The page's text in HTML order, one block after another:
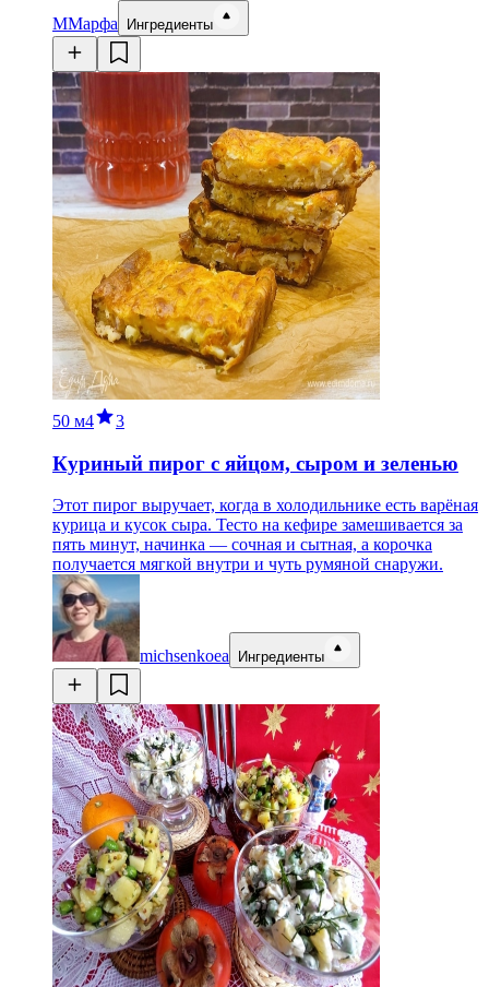
ММарфа Ингредиенты
50 м4 3
Куриный пирог с яйцом, сыром и зеленью
Этот пирог выручает, когда в холодильнике есть варёная
курица и кусок сыра. Тесто на кефире замешивается за
пять минут, начинка — сочная и сытная, а корочка
получается мягкой внутри и чуть румяной снаружи.
michsenkoea Ингредиенты